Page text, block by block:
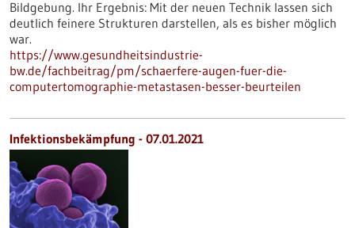
Bildgebung. Ihr Ergebnis: Mit der neuen Technik lassen sich
deutlich feinere Strukturen darstellen, als es bisher möglich
war.
https://www.gesundheitsindustrie-
bw.de/fachbeitrag/pm/schaerfere-augen-fuer-die-
computertomographie-metastasen-besser-beurteilen
Infektionsbekämpfung - 07.01.2021